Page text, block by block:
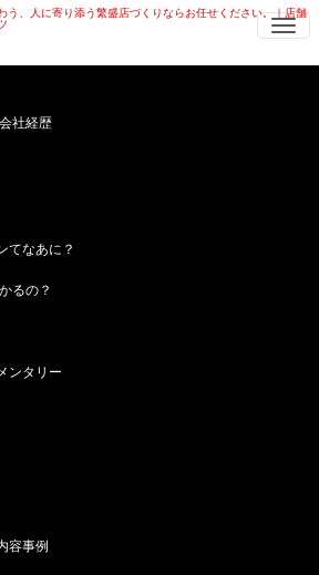
う、人に寄り添う繁盛店づくりならお任せください。｜店舗
社経歴
てなあに？
るの？
ンタリー
容事例
施設店舗設計の実例
ザイン | 大正モダン ・洋館 レト
』
ン